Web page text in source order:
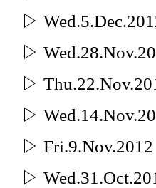
▷
▷
▷
▷
▷ Fri.9.Nov.2012
▷